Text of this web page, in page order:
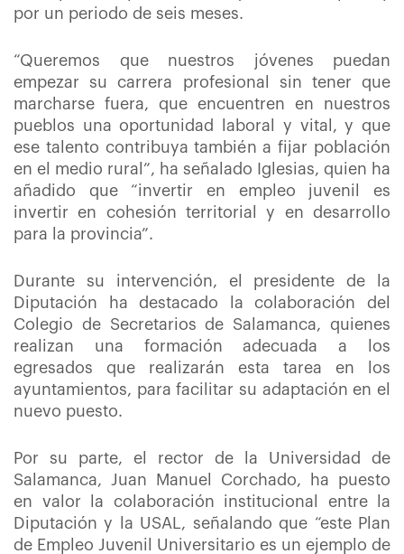
por un periodo de seis meses.
“Queremos que nuestros jóvenes puedan
empezar su carrera profesional sin tener que
marcharse fuera, que encuentren en nuestros
pueblos una oportunidad laboral y vital, y que
ese talento contribuya también a fijar población
en el medio rural”, ha señalado Iglesias, quien ha
añadido que “invertir en empleo juvenil es
invertir en cohesión territorial y en desarrollo
para la provincia”.
Durante su intervención, el presidente de la
Diputación ha destacado la colaboración del
Colegio de Secretarios de Salamanca, quienes
realizan una formación adecuada a los
egresados que realizarán esta tarea en los
ayuntamientos, para facilitar su adaptación en el
nuevo puesto.
Por su parte, el rector de la Universidad de
Salamanca, Juan Manuel Corchado, ha puesto
en valor la colaboración institucional entre la
Diputación y la USAL, señalando que “este Plan
de Empleo Juvenil Universitario es un ejemplo de